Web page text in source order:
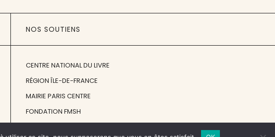
NOS SOUTIENS
CENTRE NATIONAL DU LIVRE
RÉGION ÎLE-DE-FRANCE
MAIRIE PARIS CENTRE
FONDATION FMSH